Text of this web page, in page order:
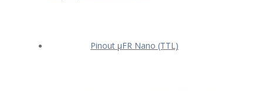
Pinout μFR Nano (TTL)